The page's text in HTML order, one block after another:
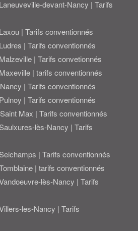
devant-Nancy | Tarifs
| Tarifs conventionnés
| Tarifs conventionnés
| Tarifs convetionnés
| tarifs conventionnés
| Tarifs conventionnés
| Tarifs conventionnés
Max | Tarifs conventionnés
lès-Nancy | Tarifs
| Tarifs conventionnés
| tarifs conventionnés
lès-Nancy | Tarifs
les-Nancy | Tarifs